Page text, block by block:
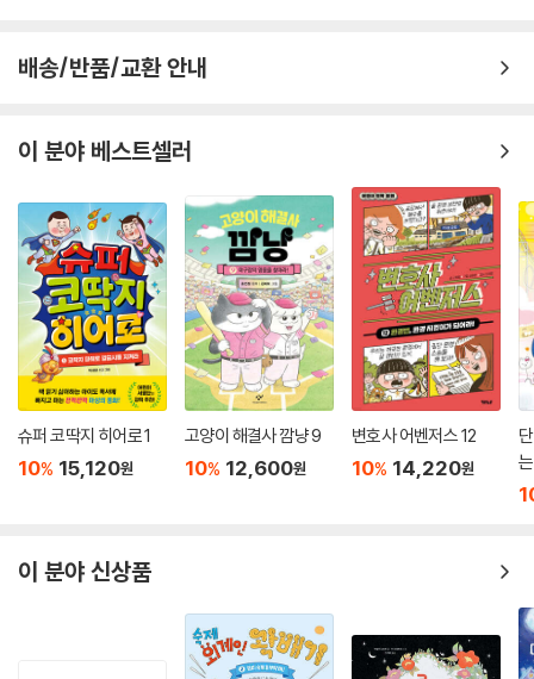
배송/반품/교환 안내
이 분야 베스트셀러
슈퍼 코딱지 히어로 1
10% 15,120원
고양이 해결사 깜냥 9
10% 12,600원
변호사 어벤저스 12
10% 14,220원
이 분야 신상품